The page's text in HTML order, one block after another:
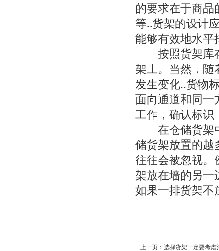
的要求在于商品
等..货架的设计
能够有效地水平
按照货架库存
架上。当然，随
发生变化..货物
面向通道和同一
工作，确认标识
在仓储货架中
储货架放置的越
往往会被忽视。
架放在墙的另一
如果一排货架不
上一页： 选择货架一定要考虑